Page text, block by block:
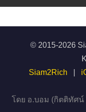
© 2015-2026
Siam2Rich
โดย อ.บอม (กิตติทัศน์